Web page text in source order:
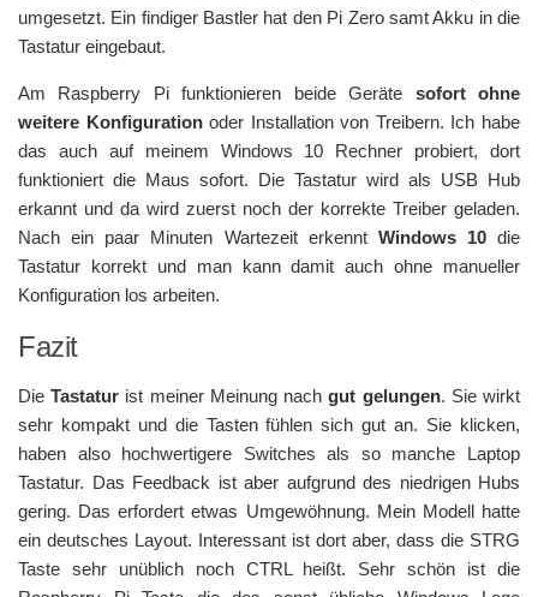
umgesetzt. Ein findiger Bastler hat den Pi Zero samt Akku in die
Tastatur eingebaut.
Am Raspberry Pi funktionieren beide Geräte sofort ohne
weitere Konfigurationoder Installation von Treibern. Ich habe
das auch auf meinem Windows 10 Rechner probiert, dort
funktioniert die Maus sofort. Die Tastatur wird als USB Hub
erkannt und da wird zuerst noch der korrekte Treiber geladen.
Nach ein paar Minuten Wartezeit erkennt Windows 10die
Tastatur korrekt und man kann damit auch ohne manueller
Konfiguration los arbeiten.
Fazit
DieTastatur ist meiner Meinung nachgut gelungen. Sie wirkt
sehr kompakt und die Tasten fühlen sich gut an. Sie klicken,
haben also hochwertigere Switches als so manche Laptop
Tastatur. Das Feedback ist aber aufgrund des niedrigen Hubs
gering. Das erfordert etwas Umgewöhnung. Mein Modell hatte
ein deutsches Layout. Interessant ist dort aber, dass die STRG
Taste sehr unüblich noch CTRL heißt. Sehr schön ist die